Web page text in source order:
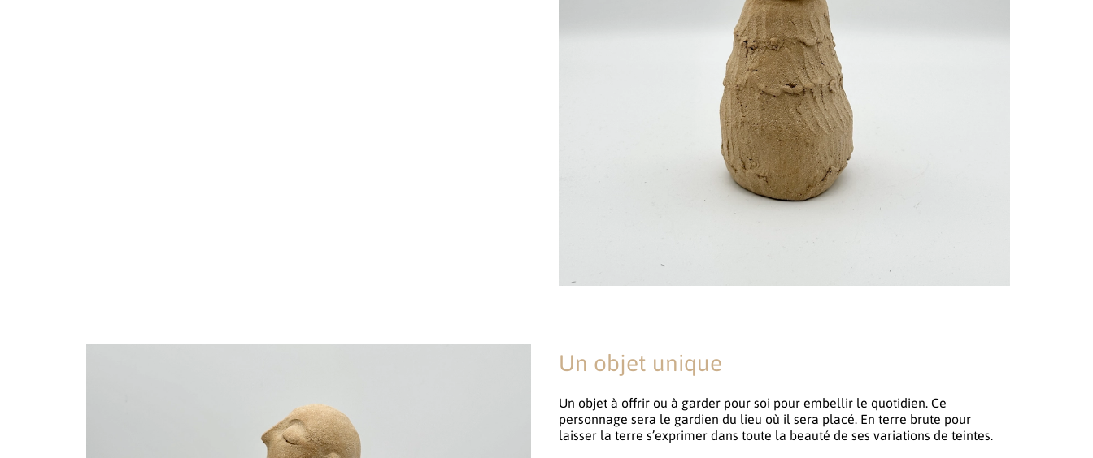
Un objet unique
Un objet à offrir ou à garder pour soi pour embellir le quotidien. Ce
personnage sera le gardien du lieu où il sera placé. En terre brute pour
laisser la terre s’exprimer dans toute la beauté de ses variations de teintes.